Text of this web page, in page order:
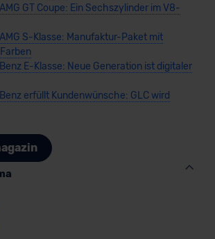
GT Coupe: Ein Sechszylinder im V8-
S-Klasse: Manufaktur-Paket mit
E-Klasse: Neue Generation ist digitaler
erfüllt Kundenwünsche: GLC wird